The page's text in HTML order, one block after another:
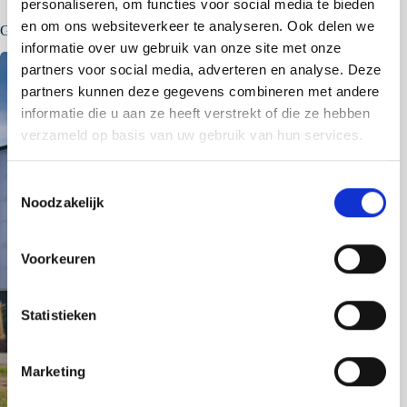
personaliseren, om functies voor social media te bieden
en om ons websiteverkeer te analyseren. Ook delen we
informatie over uw gebruik van onze site met onze
partners voor social media, adverteren en analyse. Deze
partners kunnen deze gegevens combineren met andere
informatie die u aan ze heeft verstrekt of die ze hebben
verzameld op basis van uw gebruik van hun services.
e
i
n
g
Noodzakelijk
Voorkeuren
Statistieken
Marketing
Gerelateerde berichten